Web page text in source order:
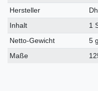
Hersteller
Inhalt
1
Netto-Gewicht
5 g
Maße